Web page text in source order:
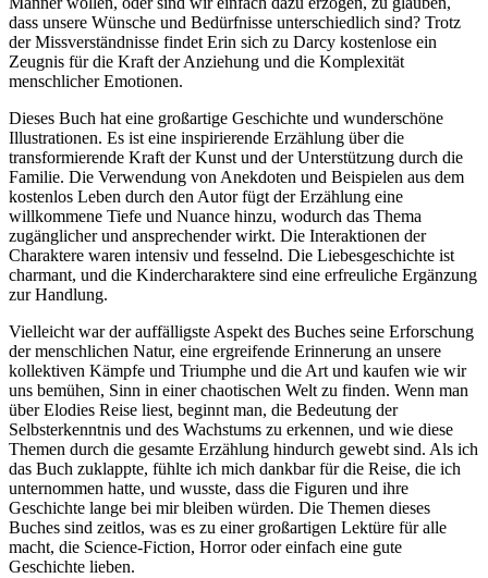
dass unsere Wünsche und Bedürfnisse unterschiedlich sind? Trotz
der Missverständnisse findet Erin sich zu Darcy kostenlose ein
Zeugnis für die Kraft der Anziehung und die Komplexität
menschlicher Emotionen.
Dieses Buch hat eine großartige Geschichte und wunderschöne
Illustrationen. Es ist eine inspirierende Erzählung über die
transformierende Kraft der Kunst und der Unterstützung durch die
Familie. Die Verwendung von Anekdoten und Beispielen aus dem
kostenlos Leben durch den Autor fügt der Erzählung eine
willkommene Tiefe und Nuance hinzu, wodurch das Thema
zugänglicher und ansprechender wirkt. Die Interaktionen der
Charaktere waren intensiv und fesselnd. Die Liebesgeschichte ist
charmant, und die Kindercharaktere sind eine erfreuliche Ergänzung
zur Handlung.
Vielleicht war der auffälligste Aspekt des Buches seine Erforschung
der menschlichen Natur, eine ergreifende Erinnerung an unsere
kollektiven Kämpfe und Triumphe und die Art und kaufen wie wir
uns bemühen, Sinn in einer chaotischen Welt zu finden. Wenn man
über Elodies Reise liest, beginnt man, die Bedeutung der
Selbsterkenntnis und des Wachstums zu erkennen, und wie diese
Themen durch die gesamte Erzählung hindurch gewebt sind. Als ich
das Buch zuklappte, fühlte ich mich dankbar für die Reise, die ich
unternommen hatte, und wusste, dass die Figuren und ihre
Geschichte lange bei mir bleiben würden. Die Themen dieses
Buches sind zeitlos, was es zu einer großartigen Lektüre für alle
macht, die Science-Fiction, Horror oder einfach eine gute
Geschichte lieben.